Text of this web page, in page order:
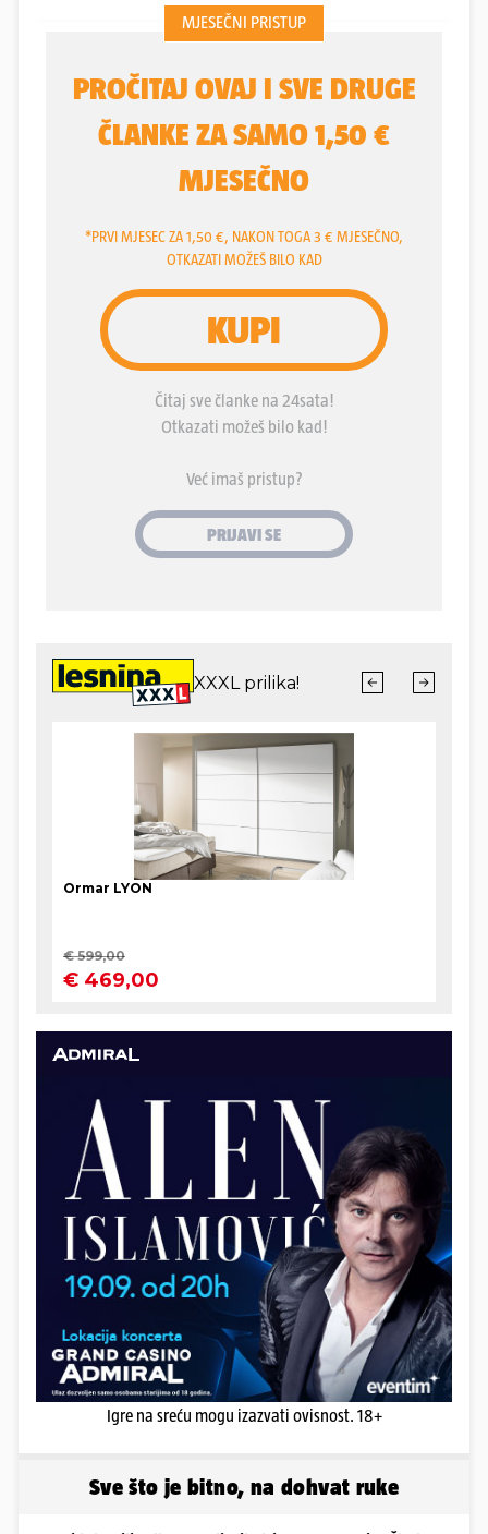
borbenog zrakoplovstva proizašlog iz
Domovinskoga rata. S druge strane to znači da u
borbenih aviona MiG-21 uEuropi
Igre na sreću mogu izazvati ovisnost. 18+
Sve što je bitno, na dohvat ruke